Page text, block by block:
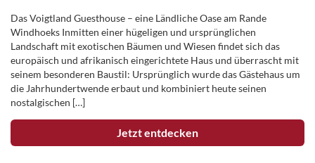
Das Voigtland Guesthouse – eine Ländliche Oase am Rande
Windhoeks Inmitten einer hügeligen und ursprünglichen
Landschaft mit exotischen Bäumen und Wiesen findet sich das
europäisch und afrikanisch eingerichtete Haus und überrascht mit
seinem besonderen Baustil: Ursprünglich wurde das Gästehaus um
die Jahrhundertwende erbaut und kombiniert heute seinen
nostalgischen […]
Jetzt entdecken